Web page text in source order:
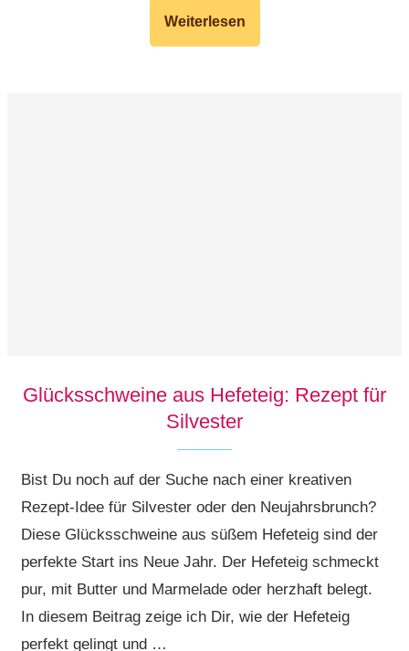
Weiterlesen
Glücksschweine aus Hefeteig: Rezept für
Silvester
Bist Du noch auf der Suche nach einer kreativen
Rezept-Idee für Silvester oder den Neujahrsbrunch?
Diese Glücksschweine aus süßem Hefeteig sind der
perfekte Start ins Neue Jahr. Der Hefeteig schmeckt
pur, mit Butter und Marmelade oder herzhaft belegt.
In diesem Beitrag zeige ich Dir, wie der Hefeteig
perfekt gelingt und …